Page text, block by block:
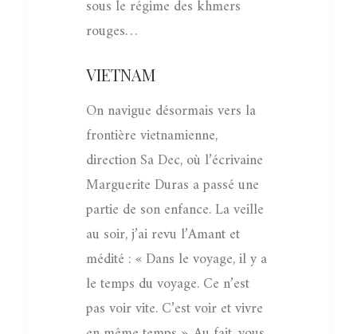
sous le régime des khmers
rouges…
VIETNAM
On navigue désormais vers la
frontière vietnamienne,
direction Sa Dec, où l’écrivaine
Marguerite Duras a passé une
partie de son enfance. La veille
au soir, j’ai revu l’Amant et
médité : « Dans le voyage, il y a
le temps du voyage. Ce n’est
pas voir vite. C’est voir et vivre